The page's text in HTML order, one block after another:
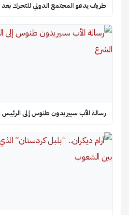
طريف يدعو المجتمع الدولي للتحرك بعد
رسالة الأب سبيريدون طنوس إلى